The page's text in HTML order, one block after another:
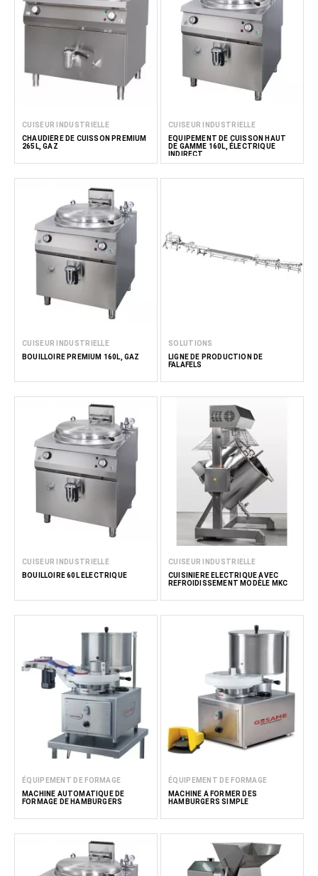
CUISEUR INDUSTRIELLE
CHAUDIÈRE DE CUISSON PREMIUM
265L, GAZ
CUISEUR INDUSTRIELLE
EQUIPEMENT DE CUISSON HAUT
DE GAMME 160L, ÉLECTRIQUE
INDIRECT
CUISEUR INDUSTRIELLE
BOUILLOIRE PREMIUM 160L, GAZ
SOLUTIONS
LIGNE DE PRODUCTION DE
FALAFELS
CUISEUR INDUSTRIELLE
BOUILLOIRE 60L ÉLECTRIQUE
CUISEUR INDUSTRIELLE
CUISINIÈRE ÉLECTRIQUE AVEC
REFROIDISSEMENT MODÈLE MKC
ÉQUIPEMENT DE FORMAGE
MACHINE AUTOMATIQUE DE
FORMAGE DE HAMBURGERS
ÉQUIPEMENT DE FORMAGE
MACHINE À FORMER DES
HAMBURGERS SIMPLE